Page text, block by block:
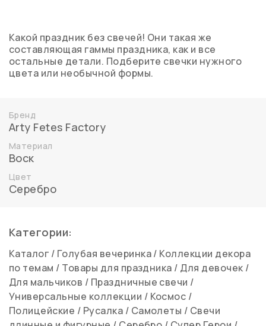
Какой праздник без свечей! Они такая же
составляющая гаммы праздника, как и все
остальные детали. Подберите свечки нужного
цвета или необычной формы.
Бренд
Arty Fetes Factory
Материал
Воск
Цвет
Серебро
Категории:
Каталог / Голубая вечеринка/ Коллекции декора
по темам / Товары для праздника / Для девочек /
Для мальчиков / Праздничные свечи /
Универсальные коллекции / Космос /
Полицейские / Русалка / Самолеты / Свечи